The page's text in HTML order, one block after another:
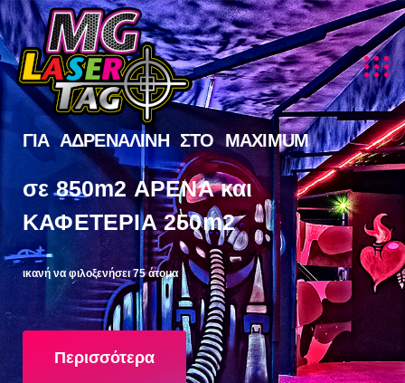
ΓΙΑ ΑΔΡΕΝΑΛΙΝΗ ΣΤΟ MAXIMUM
σε 850m2 ΑΡΕΝΑ και
ΚΑΦΕΤΕΡΙΑ 250m2
ικανή να φιλοξενήσει 75 άτομα
Περισσότερα